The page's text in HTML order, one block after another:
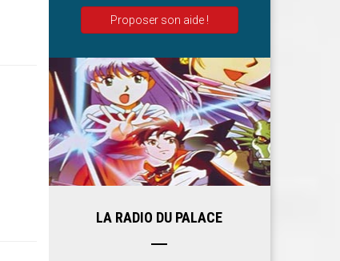
Proposer son aide !
LA RADIO DU PALACE